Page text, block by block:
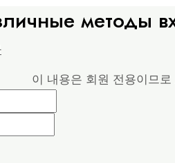
методы
이 내용은 회원 전용이므